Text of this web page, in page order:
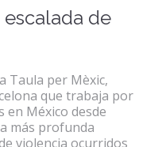
de
Taula per Mèxic,
que trabaja por
en México desde
más profunda
violencia ocurridos